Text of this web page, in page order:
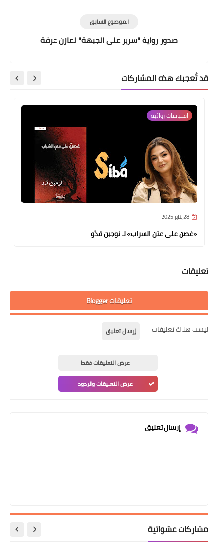
الموضوع السابق
صدور رواية "سرير على الجبهة" لمازن عرفة
قد تُعجبك هذه المشاركات
اقتباسات روائية
28 يناير 2025
«غصن على متن السراب» لـ نوجين قدّو
تعليقات
تعليقات Blogger
ليست هناك تعليقات إرسال تعليق
عرض التعليقات فقط
عرض التعليقات والردود
إرسال تعليق
مشاركات عشوائية